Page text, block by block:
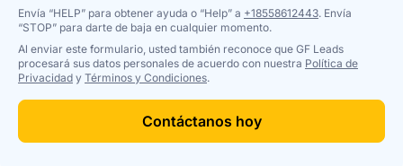
Envía “HELP” para obtener ayuda o “Help” a +18558612443. Envía
“STOP” para darte de baja en cualquier momento.
Al enviar este formulario, usted también reconoce que GF Leads
procesará sus datos personales de acuerdo con nuestra Política de
Privacidad y Términos y Condiciones.
Contáctanos hoy